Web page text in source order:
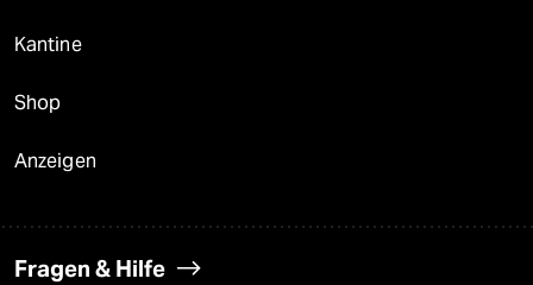
Kantine
Shop
Anzeigen
Fragen & Hilfe